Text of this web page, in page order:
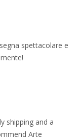
spettacolare e
shipping and a
Arte